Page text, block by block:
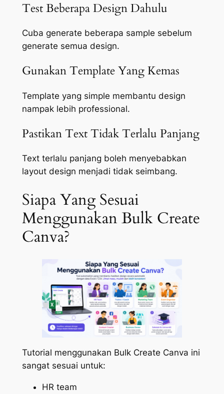
Test Beberapa Design Dahulu
Cuba generate beberapa sample sebelum
generate semua design.
Gunakan Template Yang Kemas
Template yang simple membantu design
nampak lebih professional.
Pastikan Text Tidak Terlalu Panjang
Text terlalu panjang boleh menyebabkan
layout design menjadi tidak seimbang.
Siapa Yang Sesuai
Menggunakan Bulk Create
Canva?
Tutorial menggunakan Bulk Create Canva ini
sangat sesuai untuk:
HR team